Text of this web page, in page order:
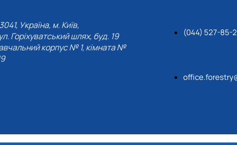
СОРОКА Олександр Григорович
СТЕПАНОВ Віталій Анатолійович
ТЕРЕЩЕНКО Ростислав Віталійович
ШЕВЧЕНКО Володимир В’ячеславович
Україна, м. Київ,
Горіхуватський шлях, буд. 19
корпус № 1, кімната №
(044) 527-85-